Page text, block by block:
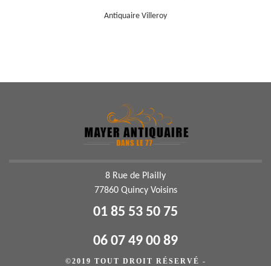
Antiquaire Villeroy
8 Rue de Plailly
77860 Quincy Voisins
01 85 53 50 75
06 07 49 00 89
©2019 TOUT DROIT RÉSERVÉ -